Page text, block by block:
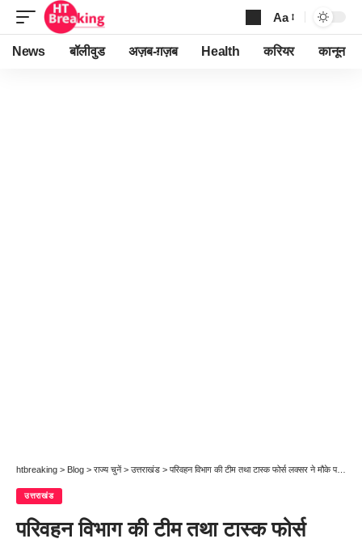
Font
Resizer
Aa
News बॉलीवुड अज़ब-ग़ज़ब Health करियर कानून
htbreaking > Blog > राज्य चुनें > उत्तराखंड > परिवहन विभाग की टीम तथा टास्क फोर्स लक्सर ने मौके पर जाकर ग्रामीणों से दुर्घटना के कारणों की जानकारी ली
उत्तराखंड
परिवहन विभाग की टीम तथा टास्क फोर्स